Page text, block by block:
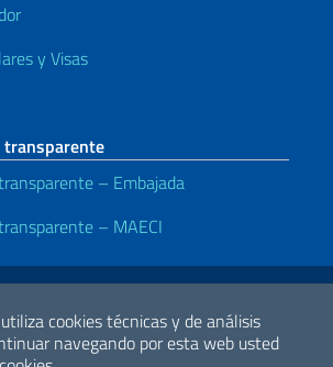
cookies técnicas y de análisis
navegando por esta web usted
y Visas
– Embajada
– MAECI